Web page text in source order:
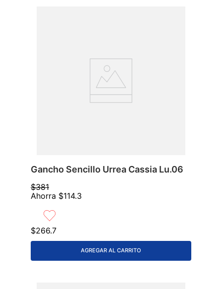
Gancho Sencillo Urrea Cassia Lu.06
$381
Ahorra $114.3
$266.7
AGREGAR AL CARRITO